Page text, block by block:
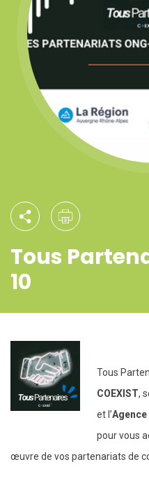
Tous
10
Tous
COEXIST,
et l’
pour vous
œuvre de vos partenariats de